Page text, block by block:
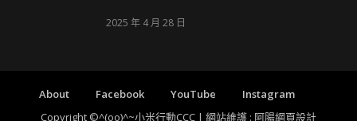
2025 年 4 月 28 日
About Facebook YouTube
Instagram
Copyright ©^(oo)^~小米行動CCC | 網站維護 : 阿腸網頁設計